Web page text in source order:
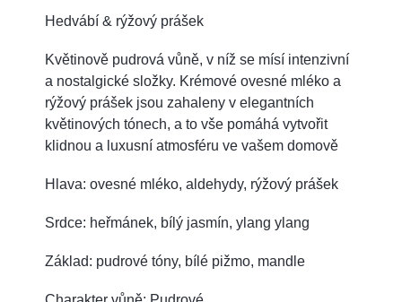
Hedvábí & rýžový prášek
Květinově pudrová vůně, v níž se mísí intenzivní
a nostalgické složky. Krémové ovesné mléko a
rýžový prášek jsou zahaleny v elegantních
květinových tónech, a to vše pomáhá vytvořit
klidnou a luxusní atmosféru ve vašem domově
Hlava: ovesné mléko, aldehydy, rýžový prášek
Srdce: heřmánek, bílý jasmín, ylang ylang
Základ: pudrové tóny, bílé pižmo, mandle